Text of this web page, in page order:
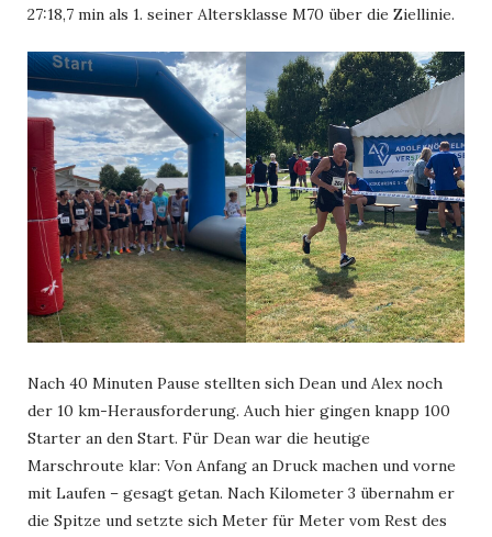
27:18,7 min als 1. seiner Altersklasse M70 über die Ziellinie.
Nach 40 Minuten Pause stellten sich Dean und Alex noch
der 10 km-Herausforderung. Auch hier gingen knapp 100
Starter an den Start. Für Dean war die heutige
Marschroute klar: Von Anfang an Druck machen und vorne
mit Laufen – gesagt getan. Nach Kilometer 3 übernahm er
die Spitze und setzte sich Meter für Meter vom Rest des